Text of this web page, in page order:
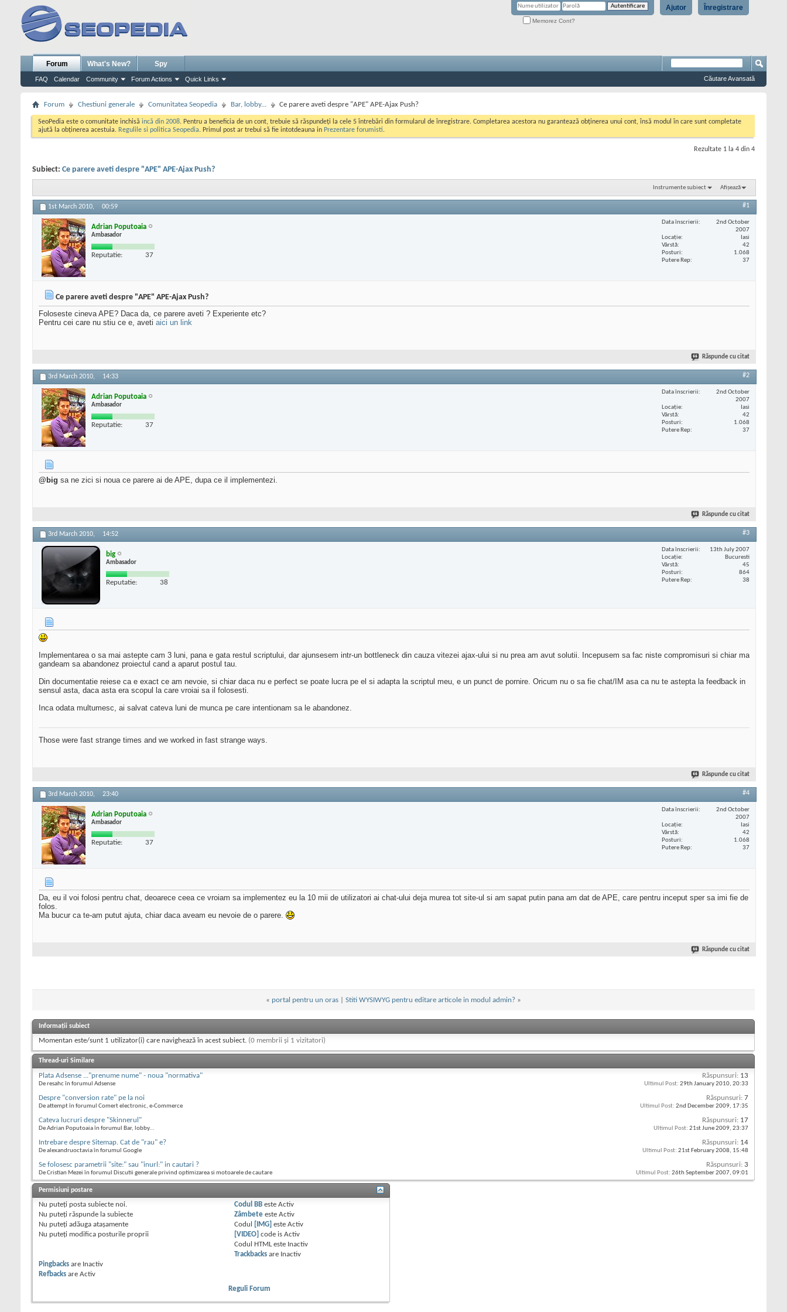
Înregistrare
Ajutor
Memorez Cont?
Forum
FAQ Calendar Community Forum Actions Quick Links
What's New? Spy
Căutare Avansată
Forum Chestiuni generale Comunitatea Seopedia Bar, lobby... Ce parere aveti despre "APE" APE-Ajax Push?
SeoPedia este o comunitate inchisă incă din 2008. Pentru a beneficia de un cont, trebuie să răspundeți la cele 5 întrebări din formularul de înregistrare. Completarea acestora nu garantează obținerea unui cont, însă modul în care sunt completate
ajută la obținerea acestuia. Regulile si politica Seopedia. Primul post ar trebui să fie intotdeauna in Prezentare forumisti.
Rezultate 1 la 4 din 4
Subiect: Ce parere aveti despre "APE" APE-Ajax Push?
Instrumente subiect Afișează
1st March 2010, 00:59 #1
Adrian Poputoaia
Ambasador
Reputatie: 37
Data înscrierii
2nd October
2007
Locaţie
Iasi
Vârstă
42
Posturi
1.068
Putere Rep
37
Ce parere aveti despre "APE" APE-Ajax Push?
Foloseste cineva APE? Daca da, ce parere aveti ? Experiente etc?
Pentru cei care nu stiu ce e, aveti aici un link
Răspunde cu citat
3rd March 2010, 14:33 #2
Adrian Poputoaia
Ambasador
Reputatie: 37
Data înscrierii
2nd October
2007
Locaţie
Iasi
Vârstă
42
Posturi
1.068
Putere Rep
37
@big sa ne zici si noua ce parere ai de APE, dupa ce il implementezi.
Răspunde cu citat
3rd March 2010, 14:52 #3
big
Ambasador
Reputatie: 38
Data înscrierii
13th July 2007
Locaţie
Bucuresti
Vârstă
45
Posturi
864
Putere Rep
38
Implementarea o sa mai astepte cam 3 luni, pana e gata restul scriptului, dar ajunsesem intr-un bottleneck din cauza vitezei ajax-ului si nu prea am avut solutii. Incepusem sa fac niste compromisuri si chiar ma
gandeam sa abandonez proiectul cand a aparut postul tau.
Din documentatie reiese ca e exact ce am nevoie, si chiar daca nu e perfect se poate lucra pe el si adapta la scriptul meu, e un punct de pornire. Oricum nu o sa fie chat/IM asa ca nu te astepta la feedback in
sensul asta, daca asta era scopul la care vroiai sa il folosesti.
Inca odata multumesc, ai salvat cateva luni de munca pe care intentionam sa le abandonez.
Those were fast strange times and we worked in fast strange ways.
Răspunde cu citat
3rd March 2010, 23:40 #4
Adrian Poputoaia
Ambasador
Reputatie: 37
Data înscrierii
2nd October
2007
Locaţie
Iasi
Vârstă
42
Posturi
1.068
Putere Rep
37
Da, eu il voi folosi pentru chat, deoarece ceea ce vroiam sa implementez eu la 10 mii de utilizatori ai chat-ului deja murea tot site-ul si am sapat putin pana am dat de APE, care pentru inceput sper sa imi fie de
folos.
Ma bucur ca te-am putut ajuta, chiar daca aveam eu nevoie de o parere.
Răspunde cu citat
« portal pentru un oras Stiti WYSIWYG pentru editare articole in modul admin? »
Informații subiect
Momentan este/sunt 1 utilizator(i) care navighează în acest subiect. (0 membrii și 1 vizitatori)
Thread-uri Similare
Plata Adsense ..."prenume nume" - noua "normativa"
De resahc în forumul Adsense
Răspunsuri: 13
Ultimul Post: 29th January 2010, 20:33
Despre "conversion rate" pe la noi
De attempt în forumul Comert electronic, e-Commerce
Răspunsuri: 7
Ultimul Post: 2nd December 2009, 17:35
Cateva lucruri despre "Skinnerul"
De Adrian Poputoaia în forumul Bar, lobby...
Răspunsuri: 17
Ultimul Post: 21st June 2009, 23:37
Intrebare despre Sitemap. Cat de "rau" e?
De alexandruoctavia în forumul Google
Răspunsuri: 14
Ultimul Post: 21st February 2008, 15:48
Se folosesc parametrii "site:" sau "inurl:" in cautari ?
De Cristian Mezei în forumul Discutii generale privind optimizarea si motoarele de cautare
Răspunsuri: 3
Ultimul Post: 26th September 2007, 09:01
Permisiuni postare
Nu puteţi posta subiecte noi.
Nu puteţi răspunde la subiecte
Nu puteţi adăuga ataşamente
Nu puteţi modifica posturile proprii
Codul BB esteActiv
Zâmbete esteActiv
Codul
[IMG] esteActiv
[VIDEO] code isActiv
Codul HTML este Inactiv
Trackbacks are Inactiv
Pingbacks are Inactiv
Refbacks are Activ
Reguli Forum